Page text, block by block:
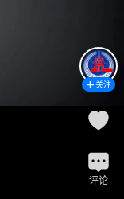
关注
评论